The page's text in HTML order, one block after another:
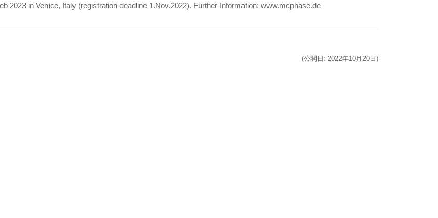
2023 in Venice, Italy (registration deadline 1.Nov.2022). Further Information: www.mcphase.de
(公開日: 2022年10月20日)